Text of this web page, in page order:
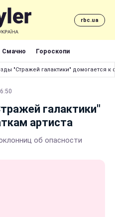
rbc.ua
Смачно Гороскопи
"Стражей галактики" домогается к
галактики"
артиста
об опасности